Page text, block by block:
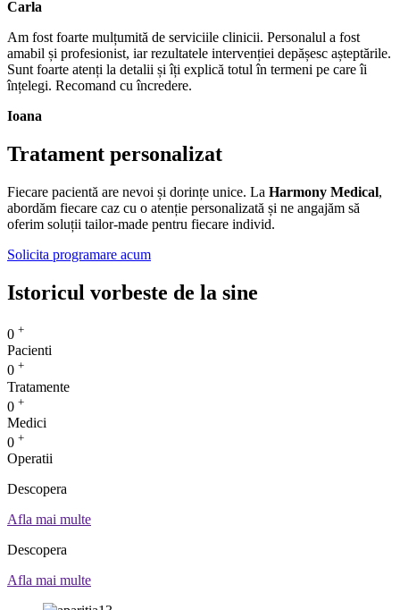
Carla
Am fost foarte mulțumită de serviciile clinicii. Personalul a fost
amabil și profesionist, iar rezultatele intervenției depășesc așteptările.
Sunt foarte atenți la detalii și îți explică totul în termeni pe care îi
înțelegi. Recomand cu încredere.
Ioana
Tratament personalizat
Fiecare pacientă are nevoi și dorințe unice. La Harmony Medical,
abordăm fiecare caz cu o atenție personalizată și ne angajăm să
oferim soluții tailor-made pentru fiecare individ.
Solicita programare acum
Istoricul vorbeste de la sine
0 +
Pacienti
0 +
Tratamente
0 +
Medici
0 +
Operatii
Descopera
Afla mai multe
Descopera
Afla mai multe